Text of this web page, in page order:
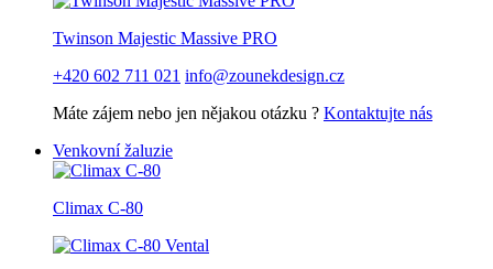
Twinson Majestic Massive PRO
+420 602 711 021 info@zounekdesign.cz
Máte zájem nebo jen nějakou otázku ? Kontaktujte nás
Venkovní žaluzie
Climax C-80